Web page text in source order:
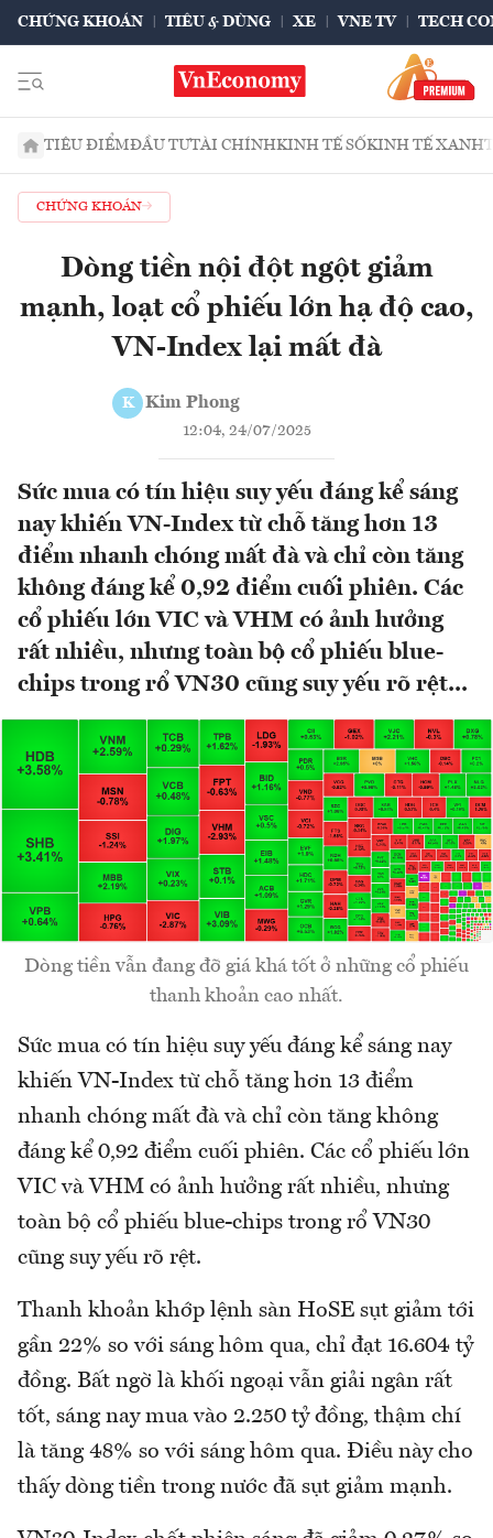
CHỨNG KHOÁN TIÊU & DÙNG XE VNE TV TECH
TIÊU ĐIỂMĐẦU TƯTÀI CHÍNHKINH TẾ SỐKINH TẾ XANH
CHỨNG KHOÁN
Dòng tiền nội đột ngột giảm
mạnh, loạt cổ phiếu lớn hạ độ cao,
VN-Index lại mất đà
K Kim Phong
12:04, 24/07/2025
Sức mua có tín hiệu suy yếu đáng kể sáng
nay khiến VN-Index từ chỗ tăng hơn 13
điểm nhanh chóng mất đà và chỉ còn tăng
không đáng kể 0,92 điểm cuối phiên. Các
cổ phiếu lớn VIC và VHM có ảnh hưởng
rất nhiều, nhưng toàn bộ cổ phiếu blue-
chips trong rổ VN30 cũng suy yếu rõ rệt...
Dòng tiền vẫn đang đỡ giá khá tốt ở những cổ phiếu
thanh khoản cao nhất.
Sức mua có tín hiệu suy yếu đáng kể sáng nay
khiến VN-Index từ chỗ tăng hơn 13 điểm
nhanh chóng mất đà và chỉ còn tăng không
đáng kể 0,92 điểm cuối phiên. Các cổ phiếu lớn
VIC và VHM có ảnh hưởng rất nhiều, nhưng
toàn bộ cổ phiếu blue-chips trong rổ VN30
cũng suy yếu rõ rệt.
Thanh khoản khớp lệnh sàn HoSE sụt giảm tới
gần 22% so với sáng hôm qua, chỉ đạt 16.604 tỷ
đồng. Bất ngờ là khối ngoại vẫn giải ngân rất
tốt, sáng nay mua vào 2.250 tỷ đồng, thậm chí
là tăng 48% so với sáng hôm qua. Điều này cho
thấy dòng tiền trong nước đã sụt giảm mạnh.